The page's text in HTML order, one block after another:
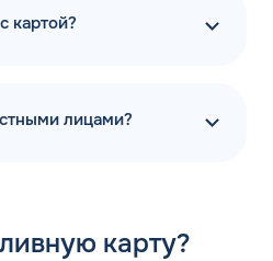
картой?
лицами?
карту?